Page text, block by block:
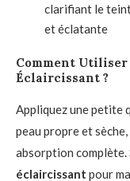
clarifiant le
et éclatante
Comment Utiliser
Éclaircissant ?
Appliquez une petite
peau propre et sèche,
absorption complète.
éclaircissant pour